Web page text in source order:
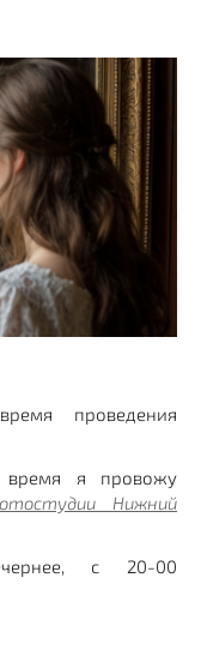
проведения
время я провожу
Нижний
с 20-00